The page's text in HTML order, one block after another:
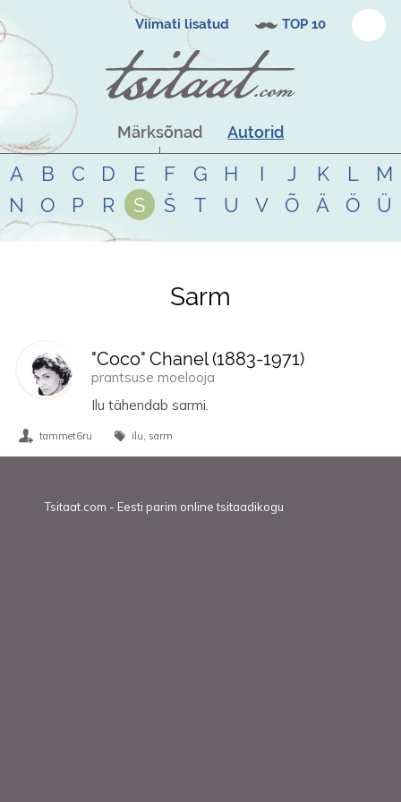
Viimati lisatud TOP 10
Märksõnad Autorid
A B C D E F G H I J K L
M
N
O P R S Š T U V Õ Ä Ö Ü
Tsitaadid teemalsarm
Sarm
"Coco" Chanel (1883-1971)
prantsuse moelooja
Ilu tähendab sarmi.
tammet6ru ilu sarm
Tsitaat.com - Eesti parim online tsitaadikogu